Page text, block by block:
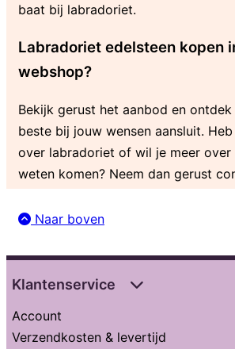
baat bij labradoriet.
Labradoriet edelsteen kopen
webshop?
Bekijk gerust het aanbod en
beste bij jouw wensen aansluit.
over labradoriet of wil je meer over
weten komen? Neem dan gerust
Naar boven
Klantenservice
Account
Verzendkosten & levertijd